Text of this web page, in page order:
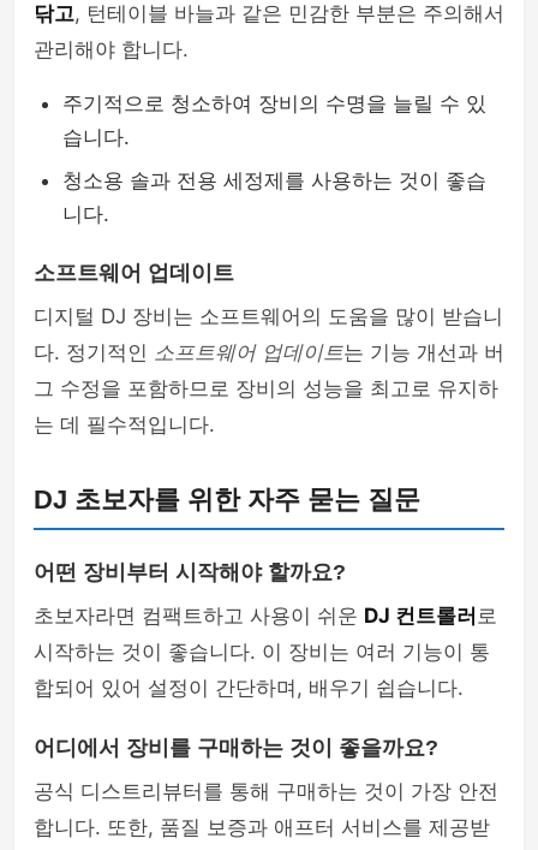
닦고, 턴테이블 바늘과 같은 민감한 부분은 주의해서
관리해야 합니다.
주기적으로 청소하여 장비의 수명을 늘릴 수 있
습니다.
청소용 솔과 전용 세정제를 사용하는 것이 좋습
니다.
소프트웨어 업데이트
디지털 DJ 장비는 소프트웨어의 도움을 많이 받습니
다. 정기적인 소프트웨어 업데이트는 기능 개선과 버
그 수정을 포함하므로 장비의 성능을 최고로 유지하
는 데 필수적입니다.
DJ 초보자를 위한 자주 묻는 질문
어떤 장비부터 시작해야 할까요?
초보자라면 컴팩트하고 사용이 쉬운 DJ 컨트롤러 로
시작하는 것이 좋습니다. 이 장비는 여러 기능이 통
합되어 있어 설정이 간단하며, 배우기 쉽습니다.
어디에서 장비를 구매하는 것이 좋을까요?
공식 디스트리뷰터를 통해 구매하는 것이 가장 안전
합니다. 또한, 품질 보증과 애프터 서비스를 제공받